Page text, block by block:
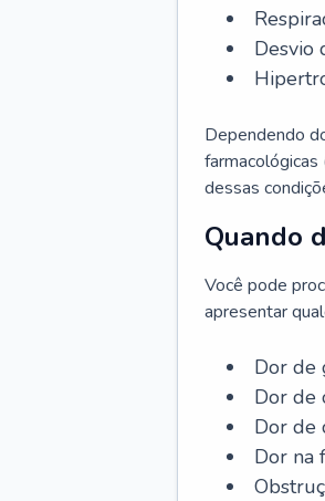
Desvio
Dependendo
dessas
Quando
Você pode
apresentar
Dor de
Dor de
Dor de
Dor na